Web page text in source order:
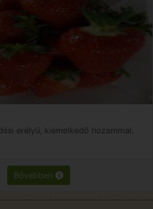
erélyű, kiemelkedő hozammal.
Bővebben